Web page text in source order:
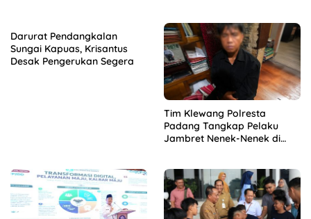
Darurat Pendangkalan
Sungai Kapuas, Krisantus
Desak Pengerukan Segera
Tim Klewang Polresta
Padang Tangkap Pelaku
Jambret Nenek-Nenek di